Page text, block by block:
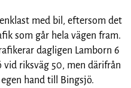
med bil, eftersom det
som går hela vägen fram.
dagligen Lamborn 6
riksväg 50, men därifrån
hand till Bingsjö.